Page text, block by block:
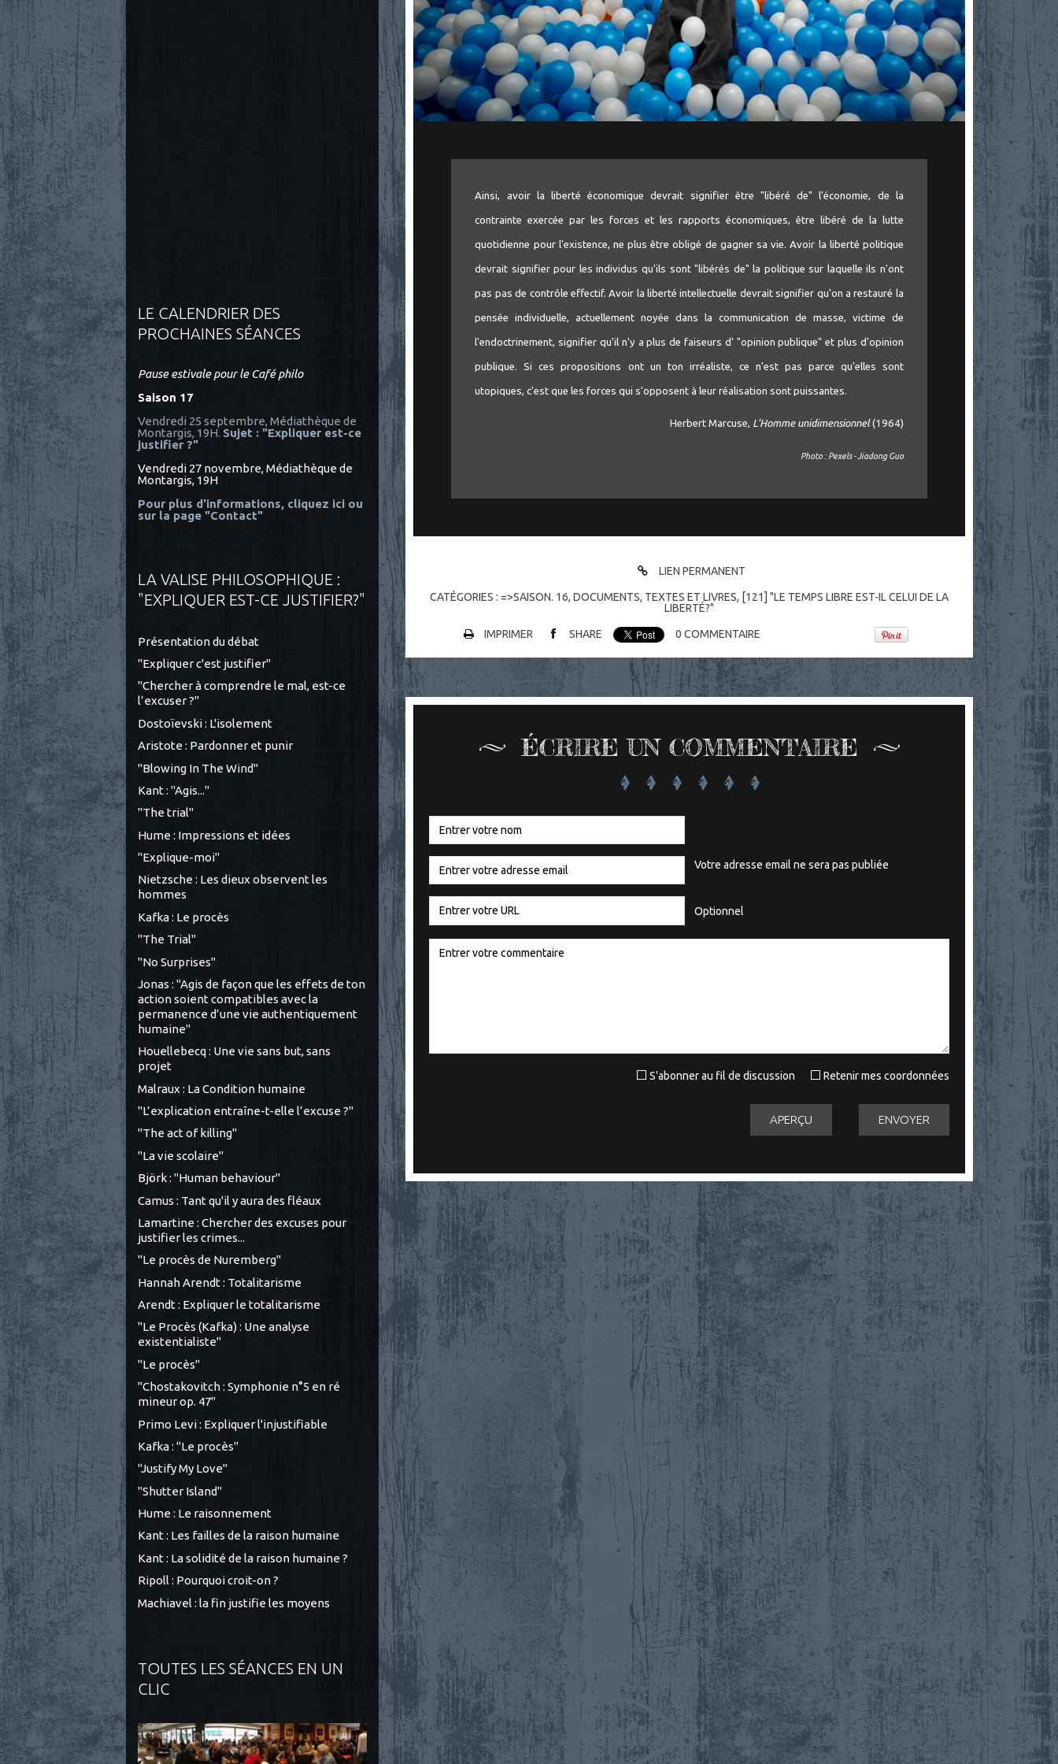
LE CALENDRIER DES
PROCHAINES SÉANCES
Pause estivale pour le Café philo
Saison 17
Vendredi 25 septembre, Médiathèque de
Montargis, 19H. Sujet : "Expliquer est-ce
justifier ?"
Vendredi 27 novembre, Médiathèque de
Montargis, 19H
Pour plus d'informations, cliquez ici ou
sur la page "Contact"
LA VALISE PHILOSOPHIQUE :
"EXPLIQUER EST-CE JUSTIFIER?"
Présentation du débat
"Expliquer c'est justifier"
"Chercher à comprendre le mal, est-ce
l’excuser ?"
Dostoïevski : L'isolement
Aristote : Pardonner et punir
"Blowing In The Wind"
Kant : "Agis..."
"The trial"
Hume : Impressions et idées
"Explique-moi"
Nietzsche : Les dieux observent les
hommes
Kafka : Le procès
"The Trial"
"No Surprises"
Jonas : "Agis de façon que les effets de ton
action soient compatibles avec la
permanence d’une vie authentiquement
humaine"
Houellebecq : Une vie sans but, sans
projet
Malraux : La Condition humaine
"L’explication entraîne-t-elle l’excuse ?"
"The act of killing"
"La vie scolaire"
Björk : "Human behaviour"
Camus : Tant qu'il y aura des fléaux
Lamartine : Chercher des excuses pour
justifier les crimes...
"Le procès de Nuremberg"
Hannah Arendt : Totalitarisme
Arendt : Expliquer le totalitarisme
"Le Procès (Kafka) : Une analyse
existentialiste"
"Le procès"
"Chostakovitch : Symphonie n°5 en ré
mineur op. 47"
Primo Levi : Expliquer l'injustifiable
Kafka : "Le procès"
"Justify My Love"
"Shutter Island"
Hume : Le raisonnement
Kant : Les failles de la raison humaine
Kant : La solidité de la raison humaine ?
Ripoll : Pourquoi croit-on ?
Machiavel : la fin justifie les moyens
TOUTES LES SÉANCES EN UN
CLIC
Ainsi, avoir la liberté économique devrait signifier être "libéré de" l'économie, de la
contrainte exercée par les forces et les rapports économiques, être libéré de la lutte
quotidienne pour l'existence, ne plus être obligé de gagner sa vie. Avoir la liberté politique
devrait signifier pour les individus qu'ils sont "libérés de" la politique sur laquelle ils n'ont
pas pas de contrôle effectif. Avoir la liberté intellectuelle devrait signifier qu'on a restauré la
pensée individuelle, actuellement noyée dans la communication de masse, victime de
l'endoctrinement, signifier qu'il n'y a plus de faiseurs d' "opinion publique" et plus d'opinion
publique. Si ces propositions ont un ton irréaliste, ce n'est pas parce qu'elles sont
utopiques, c'est que les forces qui s'opposent à leur réalisation sont puissantes.
Herbert Marcuse, L’Homme unidimensionnel(1964)
Photo : Pexels - Jiadong Guo
LIEN PERMANENT
CATÉGORIES : =>SAISON. 16,DOCUMENTS, TEXTES ET LIVRES, [121] "LE TEMPS LIBRE EST-IL CELUI DE LA
LIBERTÉ?"
IMPRIMER SHARE 0 COMMENTAIRE
ÉCRIRE UN COMMENTAIRE
Votre adresse email ne sera pas publiée
Optionnel
Retenir mes coordonnées
S'abonner au fil de discussion